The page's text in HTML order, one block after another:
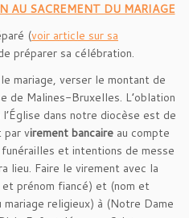
AU SACREMENT DU MARIAGE
(voir article sur sa
préparer sa célébration.
mariage, verser le montant de
de Malines-Bruxelles. L’oblation
dans notre diocèse est de
par virement bancaire au compte
et intentions de messe
lieu. Faire le virement avec la
et prénom fiancé) et (nom et
religieux) à (Notre Dame